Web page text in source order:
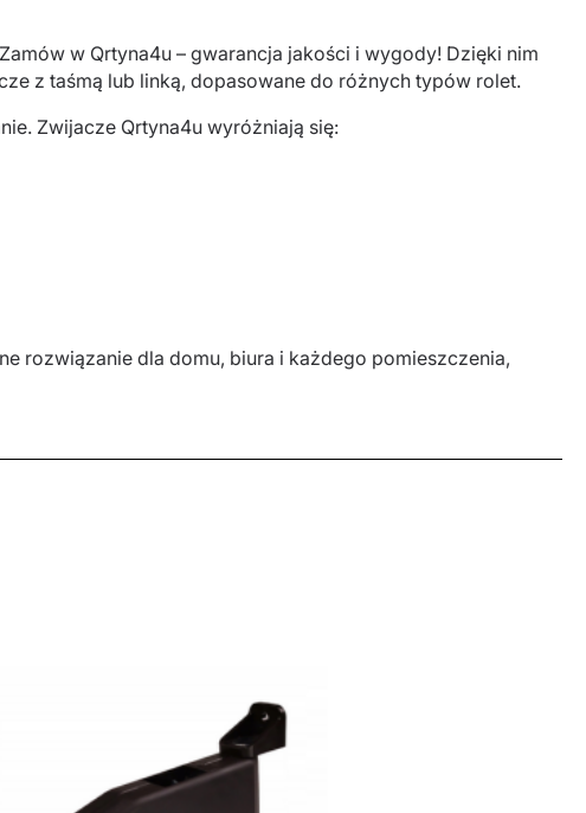
w Qrtyna4u – gwarancja jakości i wygody! Dzięki nim
z taśmą lub linką, dopasowane do różnych typów rolet.
Zwijacze Qrtyna4u wyróżniają się:
rozwiązanie dla domu, biura i każdego pomieszczenia,